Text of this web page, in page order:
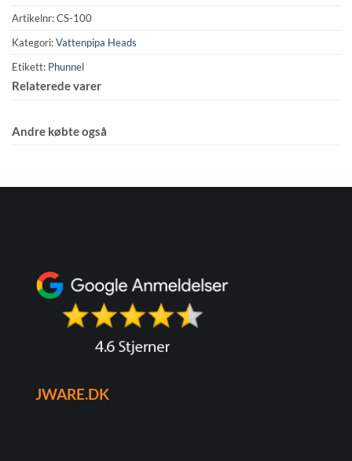
Artikelnr:CS-100
Kategori:Vattenpipa Heads
Etikett: Phunnel
Relaterede varer
Andre købte også
JWARE.DK